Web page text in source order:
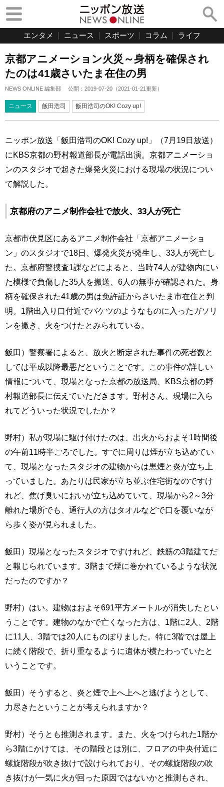
エンタメ ニュース スポーツ コラム ライフ
京都アニメーション火災～身柄を確保され
たのは41歳さいたま在住の男
NEWS ONLINE 編集部 公開： 2019-07-20 （2021-01-21更新）
ニュース 飯田浩司 飯田浩司のOK! Cozy up!
ニッポン放送「飯田浩司のOK! Cozy up!」（7月19日放送）
にKBS京都の野村報道部長が電話出演。京都アニメーショ
ンのスタジオで起きた爆発火災における現場の状況につい
て解説した。
京都府のアニメ制作会社で放火、33人が死亡
京都市伏見区にあるアニメ制作会社「京都アニメーショ
ン」のスタジオで18日、爆発火災が発生し、33人が死亡し
た。京都府警捜査1課などによると、当時74人が建物内にい
た模様で負傷した35人を搬送、6人の無事が確認された。身
柄を確保された41歳の男は免許証からさいたま市在住と判
明。1階出入り口付近でバケツのようなものに入ったガソリ
ンを撒き、火をつけたとみられている。
飯田）警察署によると、放火と断定された事件の死者数と
しては平成以降最悪だということです。この事件の詳しい
情報について、現場となった京都の放送局、KBS京都の野
村報道部長に伝えていただきます。野村さん、現場に入ら
れてどういった状況でしたか？
野村）私が現場に駆け付けたのは、出火からおよそ1時間後
の午前11時半ごろでした。すでに周りは煙が立ち込めてい
て、現場となったスタジオの建物からは黒煙と炎が立ち上
っていました。あたりは民家が立ち並ぶ住宅街なのですけ
れど、焦げ臭いにおいが立ち込めていて、現場から2～3分
離れた場所でも、通行人の方はタオルなどで口を覆いなが
ら歩く姿が見られました。
飯田）現場となったスタジオですけれど、鉄筋の3階建てだ
と報じられています。3階まで煙に巻かれているような状況
だったのですか？
野村）はい。建物はおよそ691平方メートルが消失したとい
うことです。建物のなかで亡くなった方は、1階に2人、2階
に11人、3階では20人にものぼりました。特に3階では屋上
に続く階段で、折り重なるように遺体が横たわっていたと
いうことです。
飯田）そうすると、炎と煙で上へ上へと逃げようとして、
力尽きたということが考えられますか？
野村）そうとも推測されます。また、火をつけられた1階か
ら3階にかけては、その階段とは別に、フロアの中央付近に
螺旋階段が吹き抜けで設けられており、その螺旋階段の吹
き抜けが一気に火が回った原因ではないかと推測もされ、